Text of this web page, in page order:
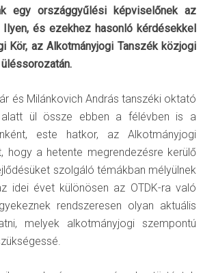
egy országgyűlési képviselőnek az
Ilyen, és ezekhez hasonló kérdésekkel
Kör, az Alkotmányjogi Tanszék közjogi
és Milánkovich András tanszéki oktató
ül össze ebben a félévben is a
este hatkor, az Alkotmányjogi
hogy a hetente megrendezésre kerülő
szolgáló témákban mélyülnek
idei évet különösen az OTDK-ra való
rendszeresen olyan aktuális
melyek alkotmányjogi szempontú